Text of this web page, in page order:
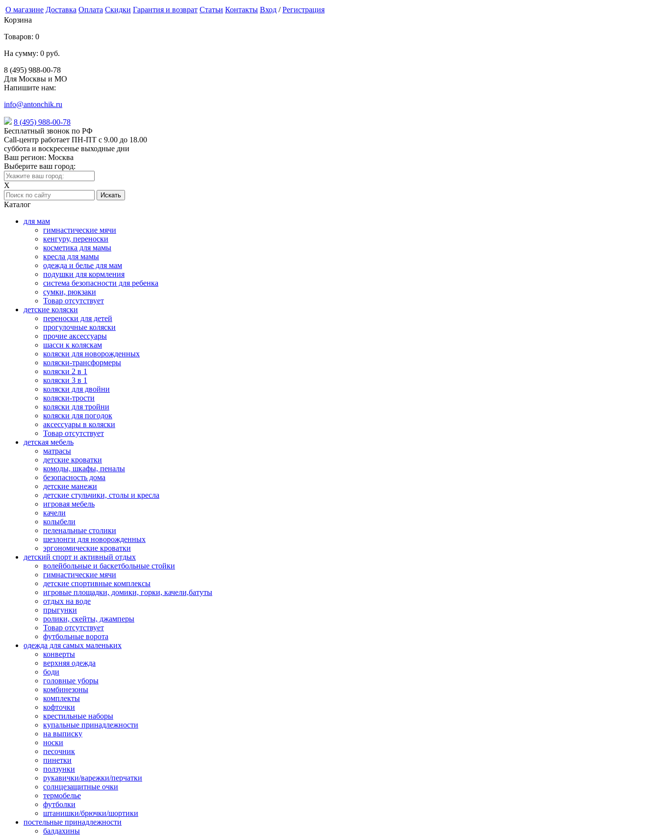
О магазине Доставка Оплата Скидки Гарантия и возврат Статьи Контакты Вход /Регистрация
Корзина
Товаров: 0
На сумму: 0 руб.
8 (495) 988-00-78
Для Москвы и МО
Напишите нам:
info@antonchik.ru
8 (495) 988-00-78
Бесплатный звонок по РФ
Call-центр работает ПН-ПТ с 9.00 до 18.00
суббота и воскресенье выходные дни
Ваш регион: Москва
Выберите ваш город:
X
Каталог
для мам
гимнастические мячи
кенгуру, переноски
косметика для мамы
кресла для мамы
одежда и белье для мам
подушки для кормления
система безопасности для ребенка
сумки, рюкзаки
Товар отсутствует
детские коляски
переноски для детей
прогулочные коляски
прочие аксессуары
шасси к коляскам
коляски для новорожденных
коляски-трансформеры
коляски 2 в 1
коляски 3 в 1
коляски для двойни
коляски-трости
коляски для тройни
коляски для погодок
аксессуары в коляски
Товар отсутствует
детская мебель
матрасы
детские кроватки
комоды, шкафы, пеналы
безопасность дома
детские манежи
детские стульчики, столы и кресла
игровая мебель
качели
колыбели
пеленальные столики
шезлонги для новорожденных
эргономические кроватки
детский спорт и активный отдых
волейбольные и баскетбольные стойки
гимнастические мячи
детские спортивные комплексы
игровые площадки, домики, горки, качели,батуты
отдых на воде
прыгунки
ролики, скейты, джамперы
Товар отсутствует
футбольные ворота
одежда для самых маленьких
конверты
верхняя одежда
боди
головные уборы
комбинезоны
комплекты
кофточки
крестильные наборы
купальные принадлежности
на выписку
носки
песочник
пинетки
ползунки
рукавички/варежки/перчатки
солнцезащитные очки
термобелье
футболки
штанишки/брючки/шортики
постельные принадлежности
балдахины